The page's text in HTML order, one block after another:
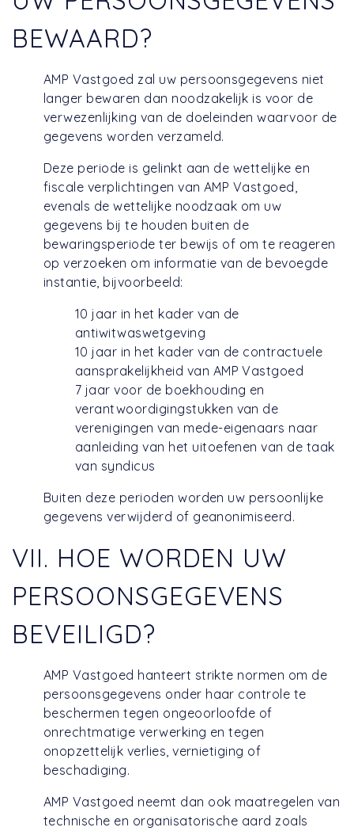
BEWAARD?
AMP Vastgoed zal uw persoonsgegevens niet
langer bewaren dan noodzakelijk is voor de
verwezenlijking van de doeleinden waarvoor de
gegevens worden verzameld.
Deze periode is gelinkt aan de wettelijke en
fiscale verplichtingen van AMP Vastgoed,
evenals de wettelijke noodzaak om uw
gegevens bij te houden buiten de
bewaringsperiode ter bewijs of om te reageren
op verzoeken om informatie van de bevoegde
instantie, bijvoorbeeld:
10 jaar in het kader van de
antiwitwaswetgeving
10 jaar in het kader van de contractuele
aansprakelijkheid van AMP Vastgoed
7 jaar voor de boekhouding en
verantwoordigingstukken van de
verenigingen van mede-eigenaars naar
aanleiding van het uitoefenen van de taak
van syndicus
Buiten deze perioden worden uw persoonlijke
gegevens verwijderd of geanonimiseerd.
VII. HOE WORDEN UW
PERSOONSGEGEVENS
BEVEILIGD?
AMP Vastgoed hanteert strikte normen om de
persoonsgegevens onder haar controle te
beschermen tegen ongeoorloofde of
onrechtmatige verwerking en tegen
onopzettelijk verlies, vernietiging of
beschadiging.
AMP Vastgoed neemt dan ook maatregelen van
technische en organisatorische aard zoals